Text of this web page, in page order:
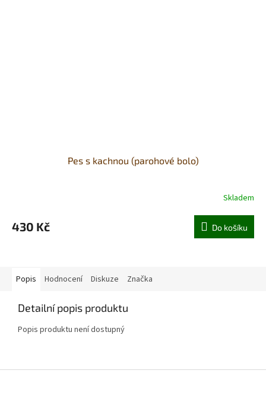
Pes s kachnou (parohové bolo)
Skladem
430 Kč Do košíku
Popis Hodnocení Diskuze Značka
Detailní popis produktu
Popis produktu není dostupný